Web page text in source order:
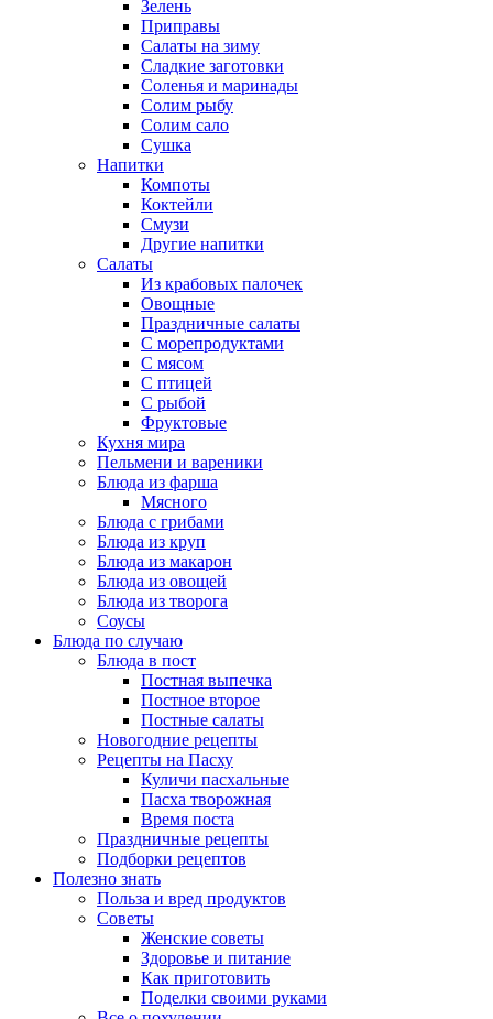
Зелень
Приправы
Салаты на зиму
Сладкие заготовки
Соленья и маринады
Солим рыбу
Солим сало
Сушка
Напитки
Компоты
Коктейли
Смузи
Другие напитки
Салаты
Из крабовых палочек
Овощные
Праздничные салаты
С морепродуктами
С мясом
С птицей
С рыбой
Фруктовые
Кухня мира
Пельмени и вареники
Блюда из фарша
Мясного
Блюда с грибами
Блюда из круп
Блюда из макарон
Блюда из овощей
Блюда из творога
Соусы
Блюда по случаю
Блюда в пост
Постная выпечка
Постное второе
Постные салаты
Новогодние рецепты
Рецепты на Пасху
Куличи пасхальные
Пасха творожная
Время поста
Праздничные рецепты
Подборки рецептов
Полезно знать
Польза и вред продуктов
Советы
Женские советы
Здоровье и питание
Как приготовить
Поделки своими руками